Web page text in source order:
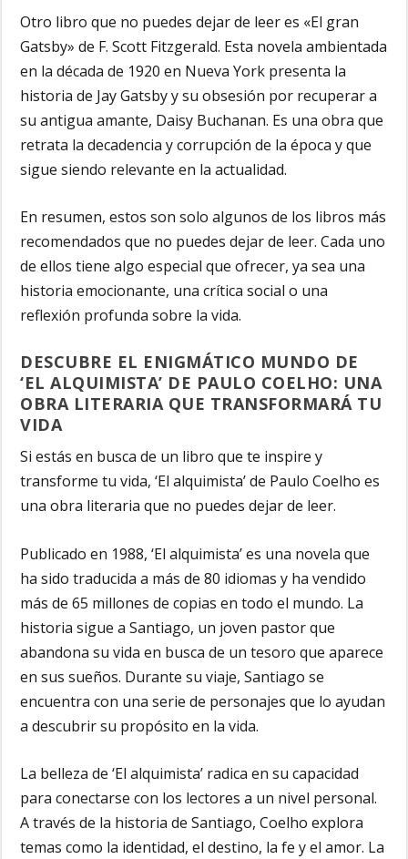
Otro libro que no puedes dejar de leer es «El gran
Gatsby» de F. Scott Fitzgerald. Esta novela ambientada
en la década de 1920 en Nueva York presenta la
historia de Jay Gatsby y su obsesión por recuperar a
su antigua amante, Daisy Buchanan. Es una obra que
retrata la decadencia y corrupción de la época y que
sigue siendo relevante en la actualidad.
En resumen, estos son solo algunos de los libros más
recomendados que no puedes dejar de leer. Cada uno
de ellos tiene algo especial que ofrecer, ya sea una
historia emocionante, una crítica social o una
reflexión profunda sobre la vida.
DESCUBRE EL ENIGMÁTICO MUNDO DE
‘EL ALQUIMISTA’ DE PAULO COELHO: UNA
OBRA LITERARIA QUE TRANSFORMARÁ TU
VIDA
Si estás en busca de un libro que te inspire y
transforme tu vida, ‘El alquimista’ de Paulo Coelho es
una obra literaria que no puedes dejar de leer.
Publicado en 1988, ‘El alquimista’ es una novela que
ha sido traducida a más de 80 idiomas y ha vendido
más de 65 millones de copias en todo el mundo. La
historia sigue a Santiago, un joven pastor que
abandona su vida en busca de un tesoro que aparece
en sus sueños. Durante su viaje, Santiago se
encuentra con una serie de personajes que lo ayudan
a descubrir su propósito en la vida.
La belleza de ‘El alquimista’ radica en su capacidad
para conectarse con los lectores a un nivel personal.
A través de la historia de Santiago, Coelho explora
temas como la identidad, el destino, la fe y el amor. La